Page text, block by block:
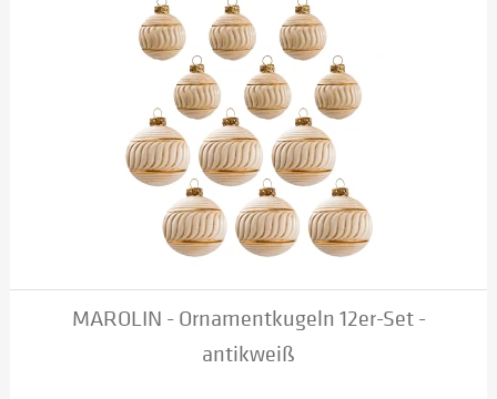
MAROLIN - Ornamentkugeln 12er-Set -
antikweiß